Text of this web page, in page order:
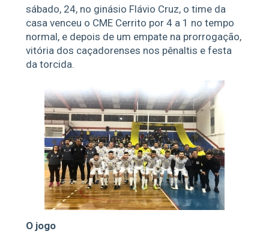
sábado, 24, no ginásio Flávio Cruz, o time da
casa venceu o CME Cerrito por 4 a 1 no tempo
normal, e depois de um empate na prorrogação,
vitória dos caçadorenses nos pênaltis e festa
da torcida.
O jogo